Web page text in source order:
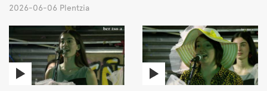
2026-06-06 Plentzia